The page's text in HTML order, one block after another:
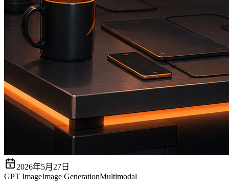
2026年5月27日
GPT ImageImage GenerationMultimodal